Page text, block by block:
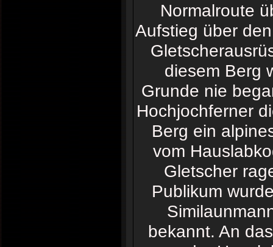
Normalroute
Aufstieg über
diesem Berg
Grunde nie
Hochjochferner
Berg ein
vom
Gletscher
Publikum
bekannt. An